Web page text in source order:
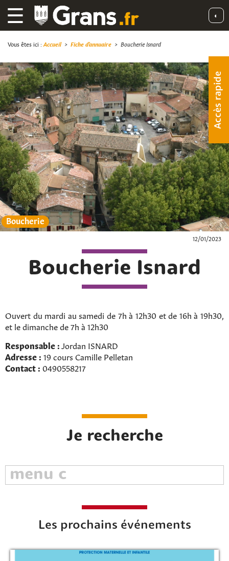
☰ ◐
Accès rapide
Vous êtes ici : Accueil> Fiche d'annuaire > Boucherie Isnard
Boucherie
12/01/2023
Boucherie Isnard
Ouvert du mardi au samedi de 7h à 12h30 et de 16h à 19h30,
et le dimanche de 7h à 12h30
Responsable : Jordan ISNARD
Adresse : 19 cours Camille Pelletan
Contact : 0490558217
Je recherche
Les prochains événements